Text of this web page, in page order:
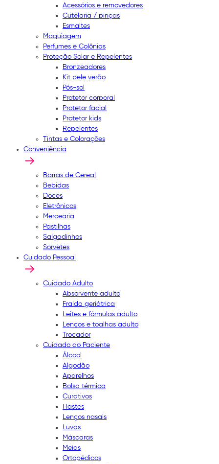
Acessórios e removedores
Cutelaria / pinças
Esmaltes
Maquiagem
Perfumes e Colônias
Proteção Solar e Repelentes
Bronzeadores
Kit pele verão
Pós-sol
Protetor corporal
Protetor facial
Protetor kids
Repelentes
Tintas e Colorações
Conveniência
Barras de Cereal
Bebidas
Doces
Eletrônicos
Mercearia
Pastilhas
Salgadinhos
Sorvetes
Cuidado Pessoal
Cuidado Adulto
Absorvente adulto
Fralda geriátrica
Leites e fórmulas adulto
Lenços e toalhas adulto
Trocador
Cuidado ao Paciente
Álcool
Algodão
Aparelhos
Bolsa térmica
Curativos
Hastes
Lenços nasais
Luvas
Máscaras
Meias
Ortopédicos